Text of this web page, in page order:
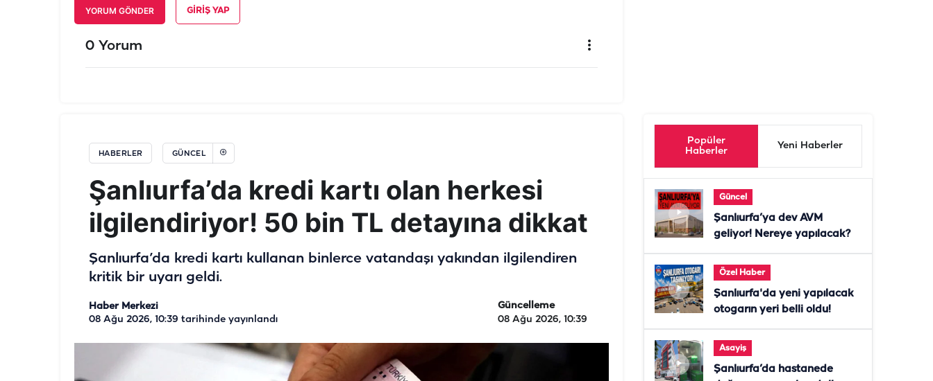
YORUM GÖNDER GIRIŞ YAP
0 Yorum
HABERLER GÜNCEL
Şanlıurfa’da kredi kartı olan herkesi
ilgilendiriyor! 50 bin TL detayına dikkat
Şanlıurfa’da kredi kartı kullanan binlerce vatandaşı yakından ilgilendiren
kritik bir uyarı geldi.
Haber Merkezi
08 Ağu 2026, 10:39 tarihinde yayınlandı
Güncelleme
08 Ağu 2026, 10:39
Popüler
Haberler
Yeni Haberler
Güncel
Şanlıurfa’ya dev AVM
geliyor! Nereye yapılacak?
Özel Haber
Şanlıurfa'da yeni yapılacak
otogarın yeri belli oldu!
Asayiş
Şanlıurfa’da hastanede